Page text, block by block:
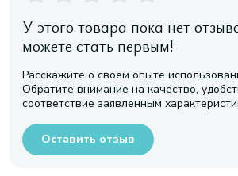
У этого товара пока нет
можете стать первым!
Расскажите о своем опыте
Обратите внимание на качество,
соответствие заявленным
Оставить отзыв